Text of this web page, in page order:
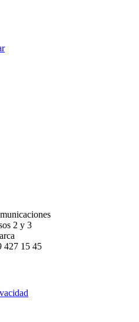
2 y 3
427 15 45